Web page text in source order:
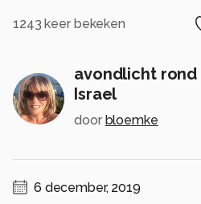
1243 keer bekeken
avondlicht rond
Israel
door bloemke
6 december, 2019